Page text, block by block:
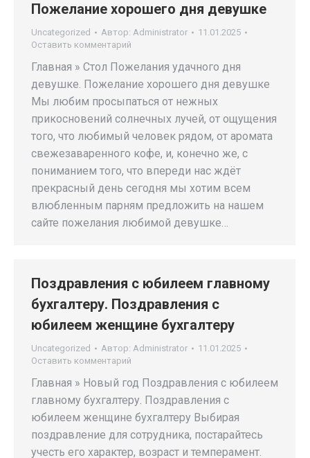
Пожелание хорошего дня девушке
Uncategorized Автор: Administrator
11.01.2025
Оставить комментарий
Главная » Стол Пожелания удачного дня
девушке. Пожелание хорошего дня девушке
Мы любим просыпаться от нежных
прикосновений солнечных лучей, от ощущения
того, что любимый человек рядом, от аромата
свежезаваренного кофе, и, конечно же, с
пониманием того, что впереди нас ждёт
прекрасный день сегодня мы хотим всем
влюбленным парням предложить на нашем
сайте пожелания любимой девушке…
Поздравления с юбилеем главному
бухгалтеру. Поздравления с
юбилеем женщине бухгалтеру
Uncategorized Автор: Administrator
11.01.2025
Оставить комментарий
Главная » Новый год Поздравления с юбилеем
главному бухгалтеру. Поздравления с
юбилеем женщине бухгалтеру Выбирая
поздравление для сотрудника, постарайтесь
учесть его характер, возраст и темперамент.